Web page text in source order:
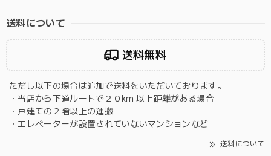
送料について
送料無料
ただし以下の場合は追加で送料をいただいております。
・当店から下道ルートで２０km 以上距離がある場合
・戸建ての２階以上の運搬
・エレベーターが設置されていないマンションなど
送料について